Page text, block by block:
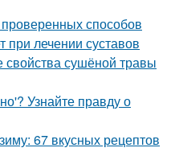
проверенных способов
при лечении суставов
свойства сушёной травы
Узнайте правду о
67 вкусных рецептов